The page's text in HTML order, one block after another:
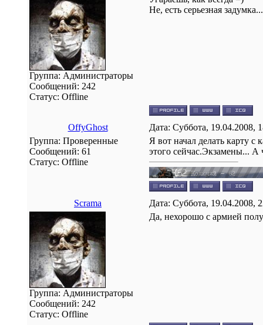
Группа: Администраторы
Сообщений: 242
Статус: Offline
Не, есть серьезная
OffyGhost
Дата: Суббота, 19.04.2008,
Группа: Проверенные
Сообщений: 61
Статус: Offline
Я вот начал делать карту
этого сейчас.Экзамены...
Scrama Дата: Суббота, 19.04.2008,
Группа: Администраторы
Сообщений: 242
Статус: Offline
Да, нехорошо с армией